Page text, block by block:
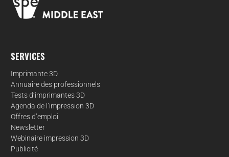
SERVICES
Imprimante 3D
Annuaire des professionnels
Tests d’imprimantes 3D
Agenda de l’impression 3D
Offres d’emploi
Newsletter
Webinaire impression 3D
Publicité